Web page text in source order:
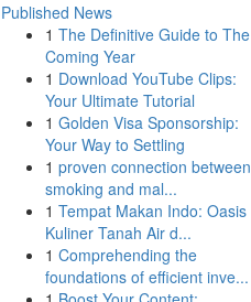
Published News
1 The Definitive Guide to The
Coming Year
1 Download YouTube Clips:
Your Ultimate Tutorial
1 Golden Visa Sponsorship:
Your Way to Settling
1 proven connection between
smoking and mal...
1 Tempat Makan Indo: Oasis
Kuliner Tanah Air d...
1 Comprehending the
foundations of efficient inve...